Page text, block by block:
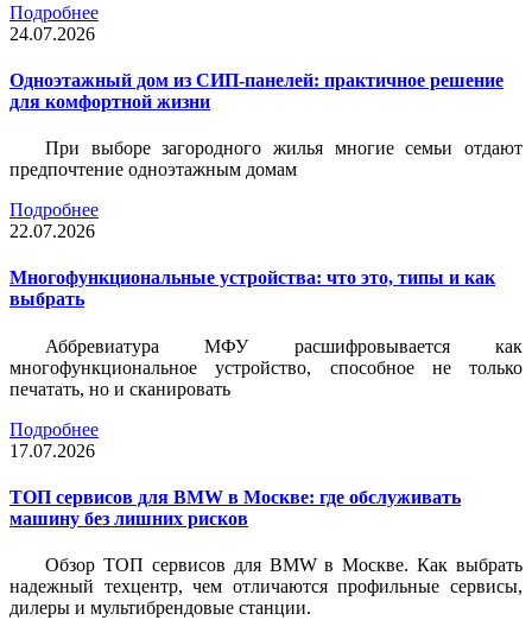
Подробнее
24.07.2026
Одноэтажный дом из СИП-панелей: практичное решение
для комфортной жизни
При выборе загородного жилья многие семьи отдают
предпочтение одноэтажным домам
Подробнее
22.07.2026
Многофункциональные устройства: что это, типы и как
выбрать
Аббревиатура МФУ расшифровывается как
многофункциональное устройство, способное не только
печатать, но и сканировать
Подробнее
17.07.2026
ТОП сервисов для BMW в Москве: где обслуживать
машину без лишних рисков
Обзор ТОП сервисов для BMW в Москве. Как выбрать
надежный техцентр, чем отличаются профильные сервисы,
дилеры и мультибрендовые станции.